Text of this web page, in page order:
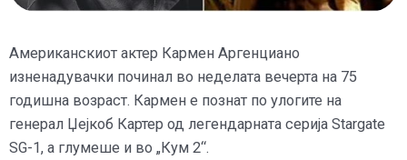
Американскиот актер Кармен Аргенциано
изненадувачки починал во неделата вечерта на 75
годишна возраст. Кармен е познат по улогите на
генерал Џејкоб Картер од легендарната серија Stargate
SG-1, а глумеше и во „Кум 2“.